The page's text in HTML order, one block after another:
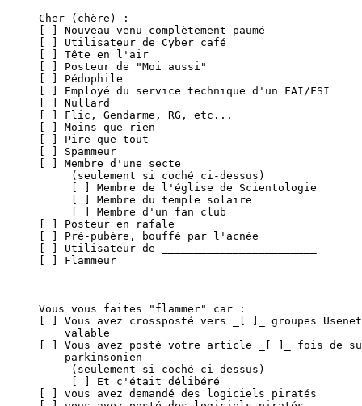
Cher (chère) :
[ ] Nouveau venu complètement paumé
[ ] Utilisateur de Cyber café
[ ] Tête en l'air
[ ] Posteur de "Moi aussi"
[ ] Pédophile
[ ] Employé du service technique d'un FAI/FSI
[ ] Nullard
[ ] Flic, Gendarme, RG, etc...
[ ] Moins que rien
[ ] Pire que tout
[ ] Spammeur
[ ] Membre d'une secte
     (seulement si coché ci-dessus)
     [ ] Membre de l'église de Scientologie
     [ ] Membre du temple solaire
     [ ] Membre d'un fan club
[ ] Posteur en rafale
[ ] Pré-pubère, bouffé par l'acnée
[ ] Utilisateur de ________________________
[ ] Flammeur
Vous vous faites "flammer" car :
[ ] Vous avez crossposté vers _[ ]_ groupes
    valable
[ ] Vous avez posté votre article _[ ]_ fois de
    parkinsonien
     (seulement si coché ci-dessus)
     [ ] Et c'était délibéré
[ ] vous avez demandé des logiciels piratés